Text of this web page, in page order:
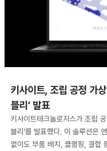
키사이트, 조립 공정 가
블리’ 발표
키사이트테크놀로지스가 조립
블리’를 발표했다. 이 솔루션은
없이도 부품 배치, 클램핑, 결합